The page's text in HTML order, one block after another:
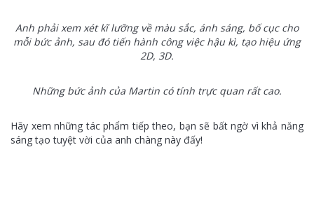
Anh phải xem xét kĩ lưỡng về màu sắc, ánh sáng, bố cục cho
mỗi bức ảnh, sau đó tiến hành công việc hậu kì, tạo hiệu ứng
2D, 3D.
Những bức ảnh của Martin có tính trực quan rất cao.
Hãy xem những tác phẩm tiếp theo, bạn sẽ bất ngờ vì khả năng
sáng tạo tuyệt vời của anh chàng này đấy!